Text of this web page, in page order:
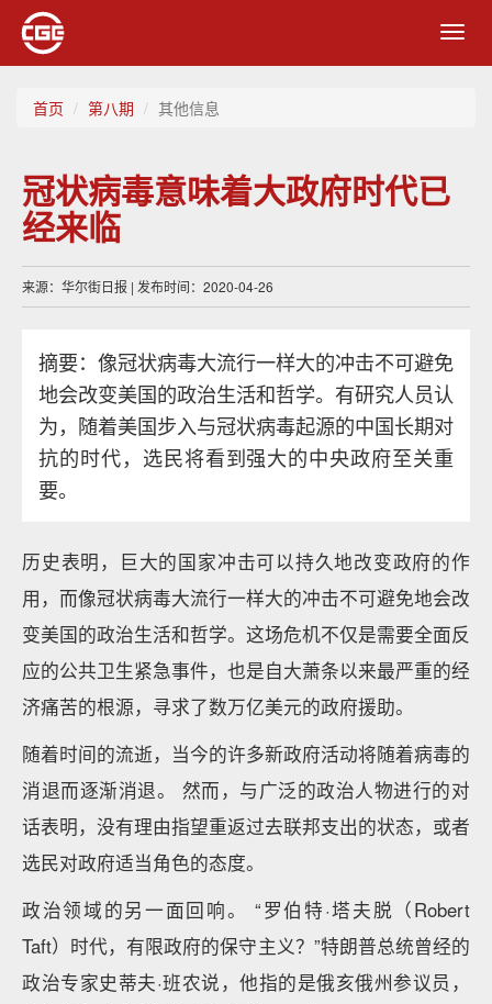
首页 第八期 其他信息
冠状病毒意味着大政府时代已
经来临
来源：华尔街日报 | 发布时间：2020-04-26
摘要：像冠状病毒大流行一样大的冲击不可避免
地会改变美国的政治生活和哲学。有研究人员认
为，随着美国步入与冠状病毒起源的中国长期对
抗的时代，选民将看到强大的中央政府至关重
要。
历史表明，巨大的国家冲击可以持久地改变政府的作
用，而像冠状病毒大流行一样大的冲击不可避免地会改
变美国的政治生活和哲学。这场危机不仅是需要全面反
应的公共卫生紧急事件，也是自大萧条以来最严重的经
济痛苦的根源，寻求了数万亿美元的政府援助。
随着时间的流逝，当今的许多新政府活动将随着病毒的
消退而逐渐消退。 然而，与广泛的政治人物进行的对
话表明，没有理由指望重返过去联邦支出的状态，或者
选民对政府适当角色的态度。
政治领域的另一面回响。 “罗伯特·塔夫脱（Robert
Taft）时代，有限政府的保守主义？”特朗普总统曾经的
政治专家史蒂夫·班农说，他指的是俄亥俄州参议员，